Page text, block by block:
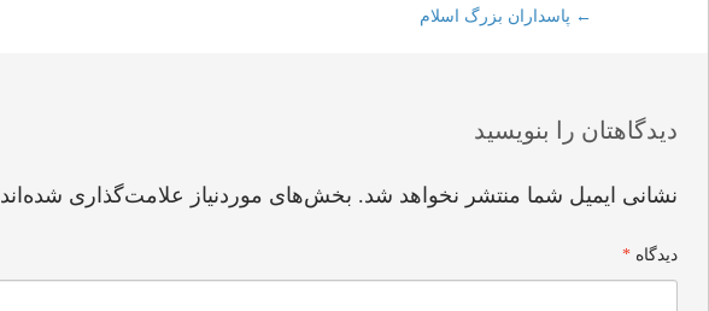
Post
navigation
← پاسداران بزرگ اسلام
دیدگاهتان را بنویسید
نشانی ایمیل شما منتشر نخواهد شد. بخش‌های موردنیاز علامت‌گذاری شده‌اند
دیدگاه*